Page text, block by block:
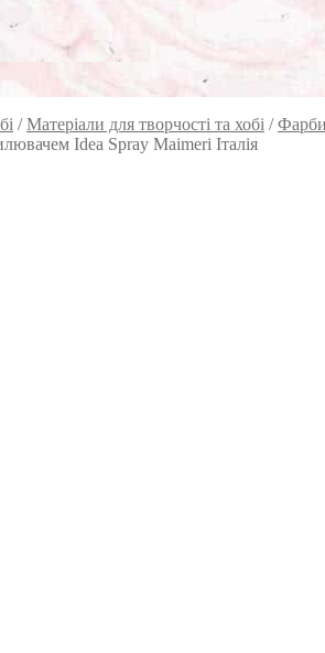
/Матеріали для творчості та хобі /Фарби
Idea Spray Maimeri Італія